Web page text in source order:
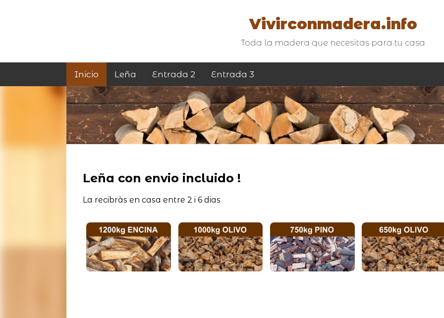
Vivirconmadera.info
Toda la madera que necesitas para tu casa
Inicio Leña Entrada 2 Entrada 3
Leña con envio incluido !
La recibràs en casa entre 2 i 6 dias